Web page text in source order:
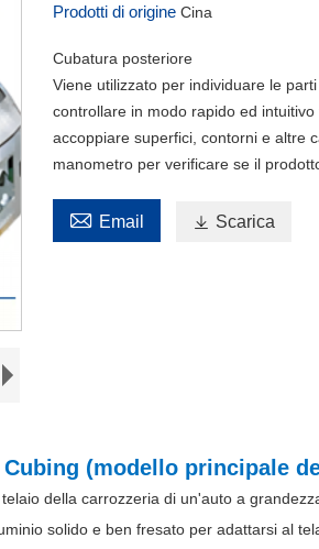
Prodotti di origineCina
Cubatura posteriore
Viene utilizzato per individuare le
controllare in modo rapido ed intuitivo
accoppiare superfici, contorni e altre
manometro per verificare se il
 Email  Scarica
(modello principale
della carrozzeria di un'auto a
solido e ben fresato per adattarsi al